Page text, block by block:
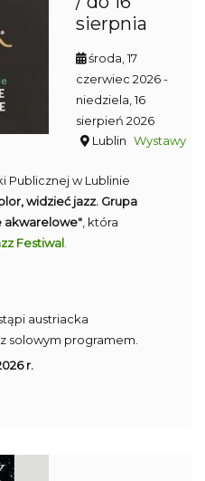
sierpnia
środa, 17
czerwiec 2026-
niedziela, 16
sierpień 2026
Lublin Wystawy
Publicznej w Lublinie
widzieć jazz. Grupa
akwarelowe" , która
Festiwal
austriacka
z solowym programem.
r.